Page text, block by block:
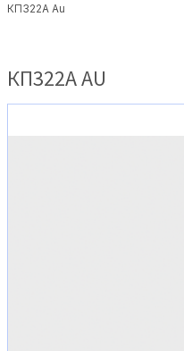
КП322А Au
КП322А AU